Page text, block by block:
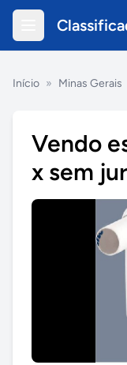
Início » Minas Gerais
Vendo
x sem